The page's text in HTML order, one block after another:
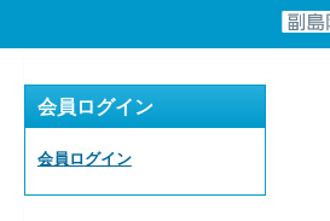
会員ログイン
会員ログイン